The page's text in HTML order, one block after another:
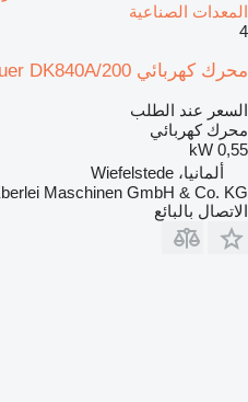
المعدات الصناعية
4
محرك كهربائي Bauer DK840A/200 لـ المعدات الصناعية
السعر عند الطلب
محرك كهربائي
0,55 kW
ألمانيا، Wiefelstede
Maschinen GmbH & Co. KG
الاتصال بالبائع